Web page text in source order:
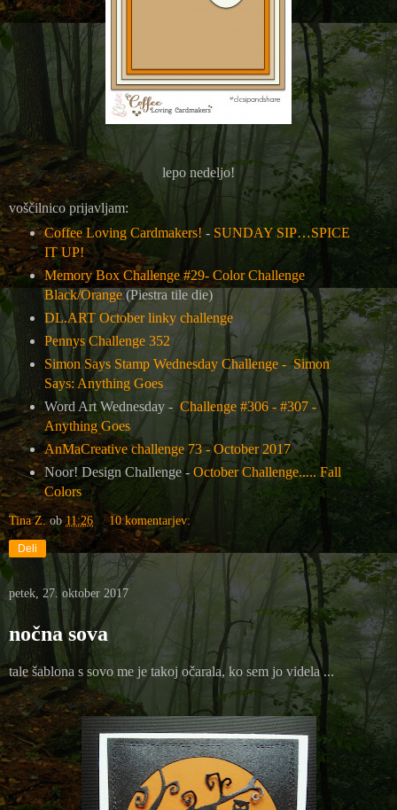
lepo nedeljo!
voščilnico prijavljam:
Coffee Loving Cardmakers!- SUNDAY SIP…SPICE
IT UP!
Memory Box Challenge #29- Color Challenge
Black/Orange(Piestra tile die)
DL.ART October linky challenge
Pennys Challenge 352
Simon Says Stamp Wednesday Challenge - Simon
Says: Anything Goes
Word Art Wednesday - Challenge #306 - #307 -
Anything Goes
AnMaCreative challenge 73 - October 2017
Noor! Design Challenge - October Challenge..... Fall
Colors
Tina Z. ob11:26 10 komentarjev:
Deli
petek, 27. oktober 2017
nočna sova
tale šablona s sovo me je takoj očarala, ko sem jo videla ...